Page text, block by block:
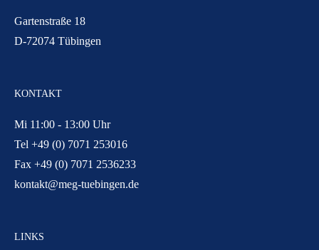
Gartenstraße 18
D-72074 Tübingen
KONTAKT
Mi 11:00 - 13:00 Uhr
Tel +49 (0) 7071 253016
Fax +49 (0) 7071 2536233
kontakt@meg-tuebingen.de
LINKS